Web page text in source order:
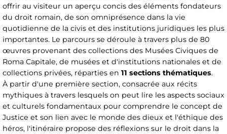
offrir au visiteur un aperçu concis des éléments fondateurs
du droit romain, de son omniprésence dans la vie
quotidienne de la civis et des institutions juridiques les plus
importantes. Le parcours se déroule à travers plus de 80
œuvres provenant des collections des Musées Civiques de
Roma Capitale, de musées et d'institutions nationales et de
collections privées, réparties en 11 sections thématiques.
À partir d'une première section, consacrée aux récits
mythiques à travers lesquels on peut lire les aspects sociaux
et culturels fondamentaux pour comprendre le concept de
Justice et son lien avec le monde des dieux et l'éthique des
héros, l'itinéraire propose des réflexions sur le droit dans la